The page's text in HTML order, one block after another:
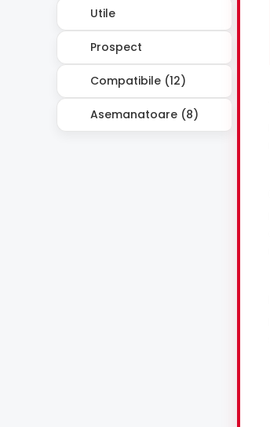
Utile
Prospect
Compatibile (12)
Asemanatoare (8)